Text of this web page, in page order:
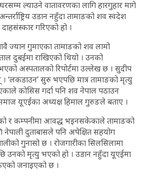
ल्याउने वातावरणका लागि हारगुहार मागे
उडान नहुँदा तामाङको शव स्वदेश
गरिएको हो ।
ज्यान गुमाएका तामाङको शव लामो
दुबईमा राखिएको थियो । उनको
अस्पतालको रिपोर्टमा उल्लेख छ । सुदीप
। ‘लकडाउन’ सुरु भएपछि मात्र तामाङको मृत्यु
कोसिस गर्दा पनि शव नेपाल पठाउन
यूएईका अध्यक्ष हिमाल गुरुङले बताए ।
र कम्पनीमा आवद्ध भइनसकेकाले तामाङको
नेपाली दुताबासले पनि अपेक्षित सहयोग
गुनासो छ । रोजगारीका सिलसिलामा
मृत्यु भएको हो । उडान नहुँदा यूएईमा
जनाइएको छ ।